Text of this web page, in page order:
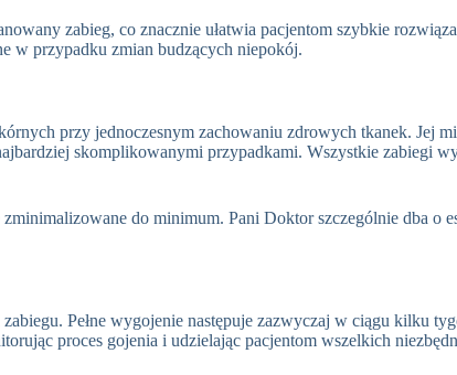
zabieg, co znacznie ułatwia pacjentom szybkie
w przypadku zmian budzących niepokój.
przy jednoczesnym zachowaniu zdrowych tkanek. Jej
skomplikowanymi przypadkami. Wszystkie zabiegi
do minimum. Pani Doktor szczególnie dba o
. Pełne wygojenie następuje zazwyczaj w ciągu kilku
proces gojenia i udzielając pacjentom wszelkich